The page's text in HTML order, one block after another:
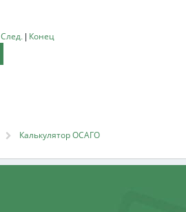
След. | Конец
Калькулятор ОСАГО